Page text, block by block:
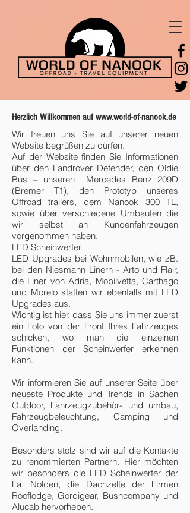
Herzlich Willkommen auf www.world-of-nanook.de
Wir freuen uns Sie auf unserer neuen
Website begrüßen zu dürfen.
Auf der Website finden Sie Informationen
über den Landrover Defender, den Oldie
Bus – unseren Mercedes Benz 209D
(Bremer T1), den Prototyp unseres
Offroad trailers, dem Nanook 300 TL,
sowie über verschiedene Umbauten die
wir selbst an Kundenfahrzeugen
vorgenommen haben.
LED Scheinwerfer
LED Upgrades bei Wohnmobilen, wie zB.
bei den Niesmann Linern - Arto und Flair,
die Liner von Adria, Mobilvetta, Carthago
und Morelo statten wir ebenfalls mit LED
Upgrades aus.
​Wichtig ist hier, dass Sie uns immer zuerst
ein Foto von der Front Ihres Fahrzeuges
schicken, wo man die einzelnen
Funktionen der Scheinwerfer erkennen
kann.
Wir informieren Sie auf unserer Seite über
neueste Produkte und Trends in Sachen
Outdoor, Fahrzeugzubehör- und umbau,
Fahrzeugbeleuchtung, Camping und
Overlanding. ​
Besonders stolz sind wir auf die Kontakte
zu renommierten Partnern. Hier möchten
wir besonders die LED Scheinwerfer der
Fa. Nolden, die Dachzelte der Firmen
Rooflodge, Gordigear, Bushcompany und
Alucab hervorheben.